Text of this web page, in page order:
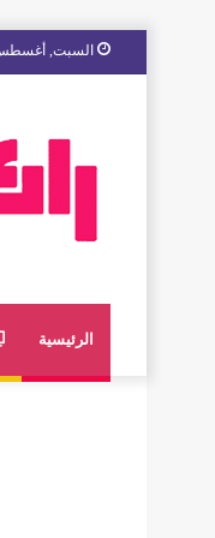
السبت, أغسطس 8
الرئيسية